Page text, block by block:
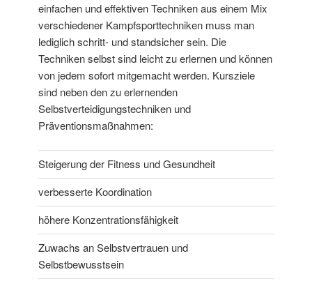
einfachen und effektiven Techniken aus einem Mix
verschiedener Kampfsporttechniken muss man
lediglich schritt- und standsicher sein. Die
Techniken selbst sind leicht zu erlernen und können
von jedem sofort mitgemacht werden. Kursziele
sind neben den zu erlernenden
Selbstverteidigungstechniken und
Präventionsmaßnahmen:
Steigerung der Fitness und Gesundheit
verbesserte Koordination
höhere Konzentrationsfähigkeit
Zuwachs an Selbstvertrauen und
Selbstbewusstsein